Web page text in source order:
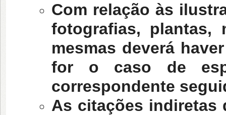
Com relação às
fotografias, plantas,
mesmas deverá
for o caso de
correspondente
As citações indiretas